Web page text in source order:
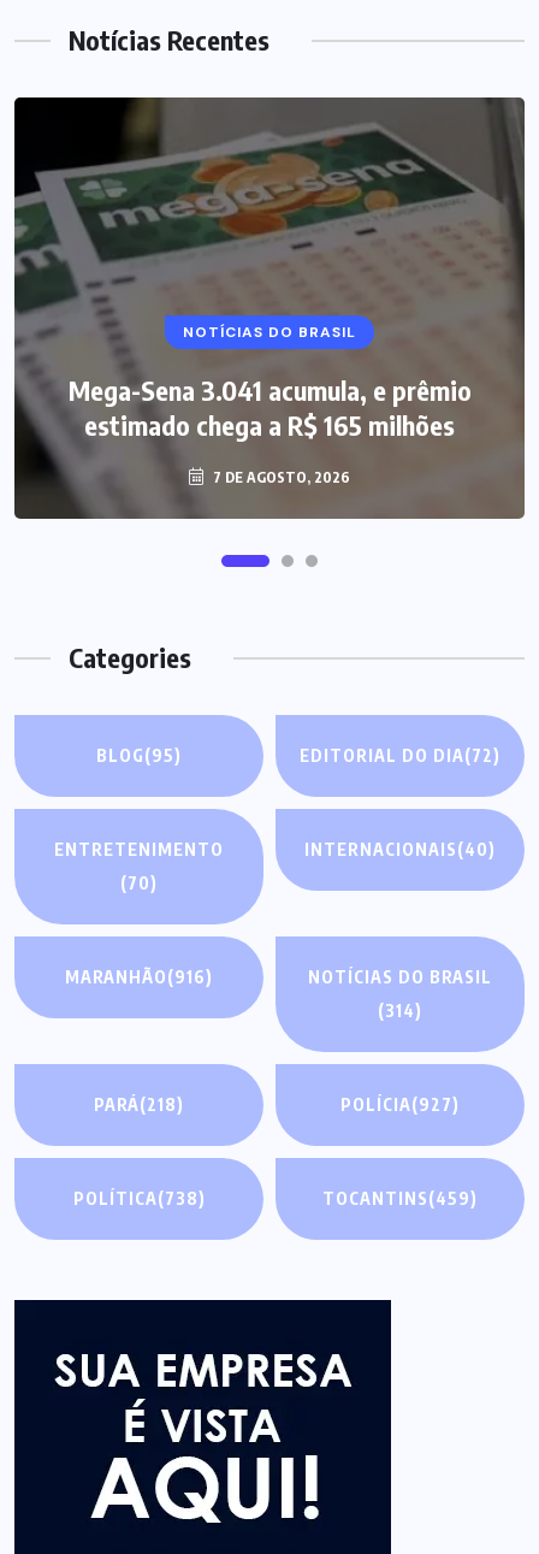
Notícias Recentes
NOTÍCIAS DO BRASIL
Mega-Sena 3.041 acumula, e prêmio
estimado chega a R$ 165 milhões
7 DE AGOSTO, 2026
Categories
BLOG(95) EDITORIAL DO DIA(72)
ENTRETENIMENTO
(70)
INTERNACIONAIS(40)
MARANHÃO(916)
NOTÍCIAS DO BRASIL
(314)
PARÁ(218) POLÍCIA(927)
POLÍTICA(738) TOCANTINS(459)